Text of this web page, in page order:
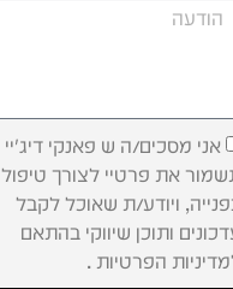
אני מסכים/ה ש פאנקי דיג'יי
את פרטיי לצורך טיפול
ויודע/ת שאוכל לקבל
ותוכן שיווקי בהתאם
הפרטיות .